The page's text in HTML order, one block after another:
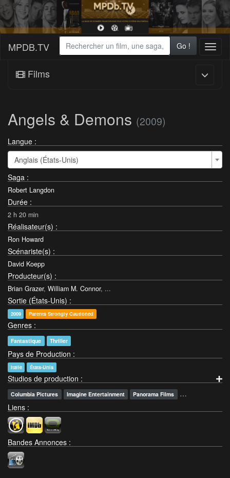
MPDB.TV Go !
Films
Angels & Demons (2009)
Langue :
Anglais (États-Unis)
Saga :
Robert Langdon
Durée :
2 h 20 min
Réalisateur(s) :
Ron Howard
Scénariste(s) :
David Koepp
Producteur(s) :
Brian Grazer, William M. Connor, ...
Sortie (États-Unis) :
2009 Parents Strongly Cautioned
Genres :
Fantastique Thriller
Pays de Production :
Italie États-Unis
Studios de production :
Columbia Pictures Imagine Entertainment Panorama Films
…
Liens :
Bandes Annonces :